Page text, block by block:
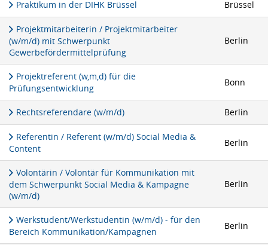
Praktikum in der DIHK Brüssel Brüssel
Projektmitarbeiterin / Projektmitarbeiter
(w/m/d) mit Schwerpunkt
Gewerbefördermittelprüfung
Berlin
Projektreferent (w,m,d) für die
Prüfungsentwicklung
Bonn
Rechtsreferendare (w/m/d) Berlin
Referentin / Referent (w/m/d) Social Media &
Content
Berlin
Volontärin / Volontär für Kommunikation mit
dem Schwerpunkt Social Media & Kampagne
(w/m/d)
Berlin
Werkstudent/Werkstudentin (w/m/d) - für den
Bereich Kommunikation/Kampagnen
Berlin